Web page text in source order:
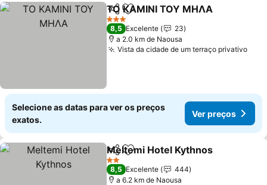
PartilharAdicionar aos favoritos
ΤΟ ΚΑΜΙΝΙ ΤΟΥ ΜΗΛΑ
3 Estrelas
8,5 Excelente
23
a 2.0 km de Naousa
Vista da cidade de um terraço privativoVer
Selecione as datas para ver os preços
exatos.
Ver preços
PartilharAdicionar aos favoritos
Meltemi Hotel Kythnos
2 Estrelas
8,5 Excelente
444
a 6.2 km de Naousa